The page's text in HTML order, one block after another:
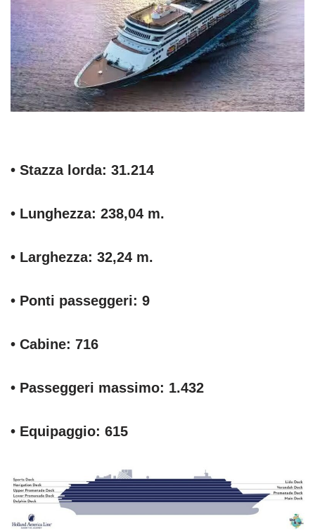
• Stazza lorda: 31.214
• Lunghezza: 238,04 m.
• Larghezza: 32,24 m.
• Ponti passeggeri: 9
• Cabine: 716
• Passeggeri massimo: 1.432
• Equipaggio: 615